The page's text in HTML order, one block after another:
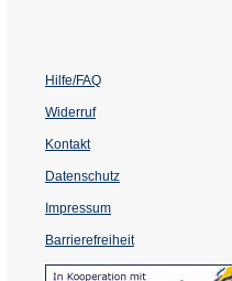
Hilfe/FAQ
Widerruf
Kontakt
Datenschutz
Impressum
Barrierefreiheit